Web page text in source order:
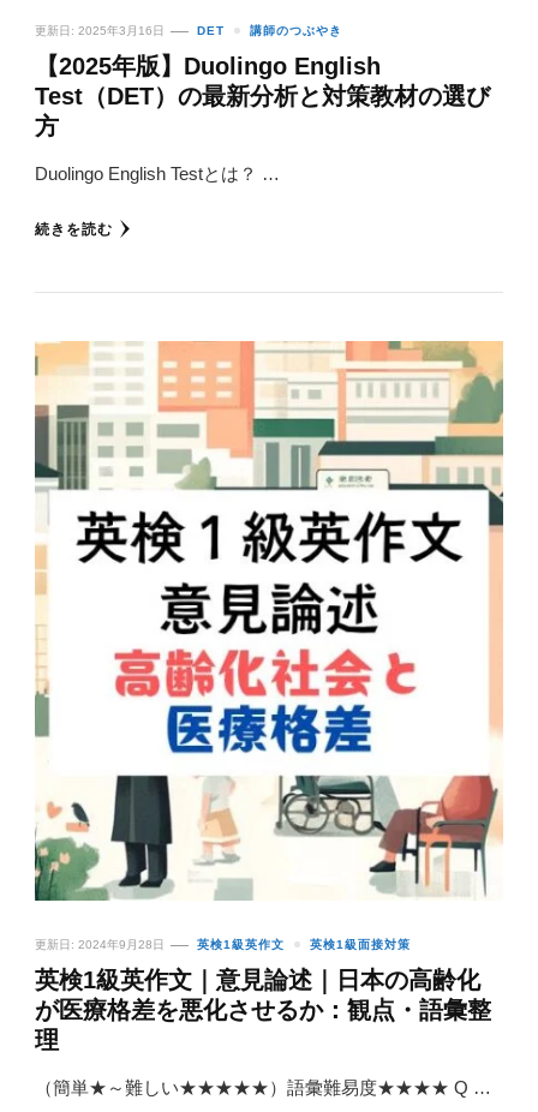
更新日: 2025年3月16日 DET 講師のつぶやき
【2025年版】Duolingo English
Test（DET）の最新分析と対策教材の選び
方
Duolingo English Testとは？ …
続きを読む
更新日: 2024年9月28日 英検1級英作文 英検1級面接対策
英検1級英作文｜意見論述｜日本の高齢化
が医療格差を悪化させるか：観点・語彙整
理
（簡単★～難しい★★★★★）語彙難易度★★★★ Q …